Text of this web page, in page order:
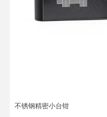
不锈钢精密小台钳